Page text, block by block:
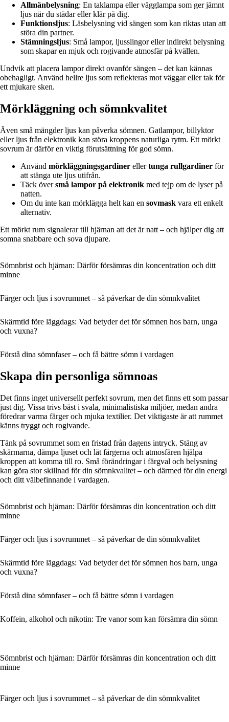
Allmänbelysning: En taklampa eller vägglampa som ger jämnt
ljus när du städar eller klär på dig.
Funktionsljus: Läsbelysning vid sängen som kan riktas utan att
störa din partner.
Stämningsljus: Små lampor, ljusslingor eller indirekt belysning
som skapar en mjuk och rogivande atmosfär på kvällen.
Undvik att placera lampor direkt ovanför sängen – det kan kännas
obehagligt. Använd hellre ljus som reflekteras mot väggar eller tak för
ett mjukare sken.
Mörkläggning och sömnkvalitet
Även små mängder ljus kan påverka sömnen. Gatlampor, billyktor
eller ljus från elektronik kan störa kroppens naturliga rytm. Ett mörkt
sovrum är därför en viktig förutsättning för god sömn.
Använd mörkläggningsgardiner ellertunga rullgardiner för
att stänga ute ljus utifrån.
Täck översmå lampor på elektronik med tejp om de lyser på
natten.
Om du inte kan mörklägga helt kan en sovmask vara ett enkelt
alternativ.
Ett mörkt rum signalerar till hjärnan att det är natt – och hjälper dig att
somna snabbare och sova djupare.
Sömnbrist och hjärnan: Därför försämras din koncentration och ditt
minne
Färger och ljus i sovrummet – så påverkar de din sömnkvalitet
Skärmtid före läggdags: Vad betyder det för sömnen hos barn, unga
och vuxna?
Förstå dina sömnfaser – och få bättre sömn i vardagen
Skapa din personliga sömnoas
Det finns inget universellt perfekt sovrum, men det finns ett som passar
just dig. Vissa trivs bäst i svala, minimalistiska miljöer, medan andra
föredrar varma färger och mjuka textilier. Det viktigaste är att rummet
känns tryggt och rogivande.
Tänk på sovrummet som en fristad från dagens intryck. Stäng av
skärmarna, dämpa ljuset och låt färgerna och atmosfären hjälpa
kroppen att komma till ro. Små förändringar i färgval och belysning
kan göra stor skillnad för din sömnkvalitet – och därmed för din energi
och ditt välbefinnande i vardagen.
Sömnbrist och hjärnan: Därför försämras din koncentration och ditt
minne
Färger och ljus i sovrummet – så påverkar de din sömnkvalitet
Skärmtid före läggdags: Vad betyder det för sömnen hos barn, unga
och vuxna?
Förstå dina sömnfaser – och få bättre sömn i vardagen
Koffein, alkohol och nikotin: Tre vanor som kan försämra din sömn
Sömnbrist och hjärnan: Därför försämras din koncentration och ditt
minne
Färger och ljus i sovrummet – så påverkar de din sömnkvalitet